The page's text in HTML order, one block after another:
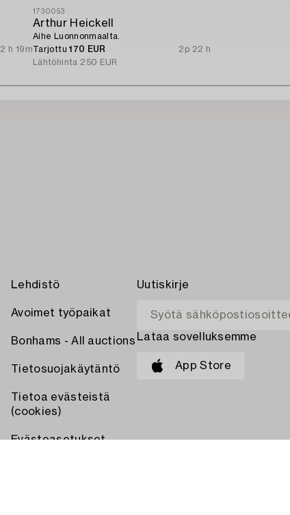
2 h 19m
1730053
Arthur Heickell
Aihe Luonnonmaalta.
Tarjottu170 EUR
2p 22 h
Lähtöhinta 250 EUR
Lehdistö
Avoimet työpaikat
Bonhams - All auctions
Tietosuojakäytäntö
Tietoa evästeistä
(cookies)
Evästeasetukset
Uutiskirje
Lataa sovelluksemme
App Store